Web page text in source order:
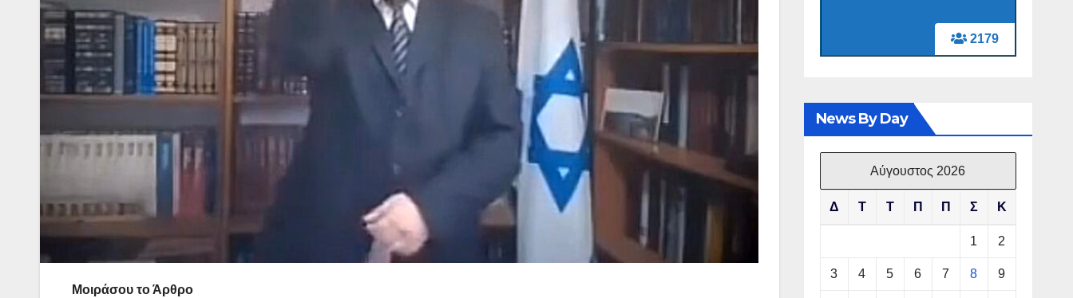
Μοιράσου το Άρθρο
2179
News By Day
Αύγουστος 2026
Δ Τ Τ Π Π Σ Κ
1 2
3 4 5 6 7 8 9